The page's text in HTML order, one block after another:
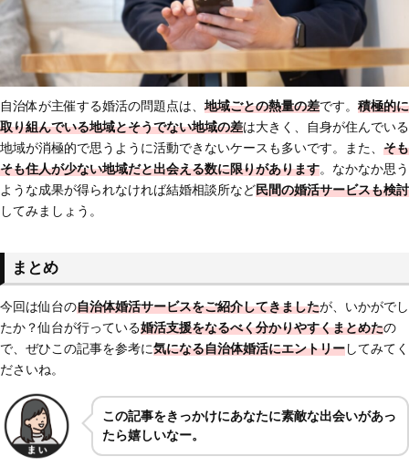
自治体が主催する婚活の問題点は、 地域ごとの熱量の差です。 積極的に
取り組んでいる地域とそうでない地域の差は大きく、自身が住んでいる
地域が消極的で思うように活動できないケースも多いです。また、 そも
そも住人が少ない地域だと出会える数に限りがあります。なかなか思う
ような成果が得られなければ結婚相談所など民間の婚活サービスも検討
してみましょう。
まとめ
今回は仙台の自治体婚活サービスをご紹介してきましたが、いかがでし
たか？仙台が行っている婚活支援をなるべく分かりやすくまとめたの
で、ぜひこの記事を参考に気になる自治体婚活にエントリーしてみてく
ださいね。
この記事をきっかけにあなたに素敵な出会いがあっ
たら嬉しいなー。